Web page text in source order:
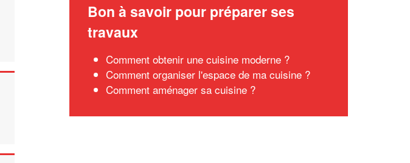
Bon à savoir pour préparer ses
travaux
Comment obtenir une cuisine moderne ?
Comment organiser l'espace de ma cuisine ?
Comment aménager sa cuisine ?